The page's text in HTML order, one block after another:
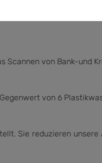
Scannen von Bank-und
von 6
Sie reduzieren